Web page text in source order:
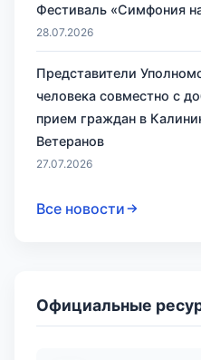
Фестиваль «Симфония
28.07.2026
Представители
человека совместно с
прием граждан в
Ветеранов
27.07.2026
Все новости
Официальные